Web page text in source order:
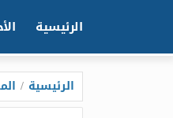
الرئيسية
الرئيسية /